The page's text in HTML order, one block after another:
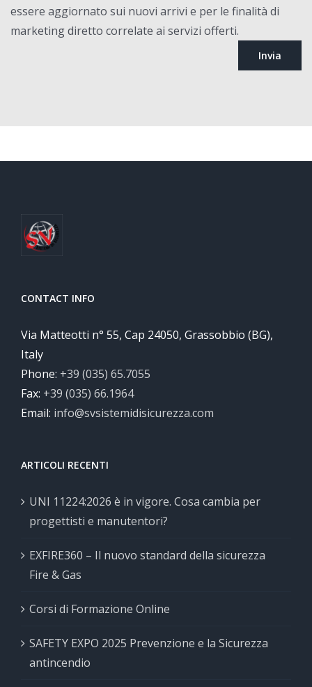
essere aggiornato sui nuovi arrivi e per le finalità di
marketing diretto correlate ai servizi offerti.
CONTACT INFO
Via Matteotti n° 55, Cap 24050, Grassobbio (BG),
Italy
Phone: +39 (035) 65.7055
Fax: +39 (035) 66.1964
Email: info@svsistemidisicurezza.com
ARTICOLI RECENTI
UNI 11224:2026 è in vigore. Cosa cambia per
progettisti e manutentori?
EXFIRE360 – Il nuovo standard della sicurezza
Fire & Gas
Corsi di Formazione Online
SAFETY EXPO 2025 Prevenzione e la Sicurezza
antincendio